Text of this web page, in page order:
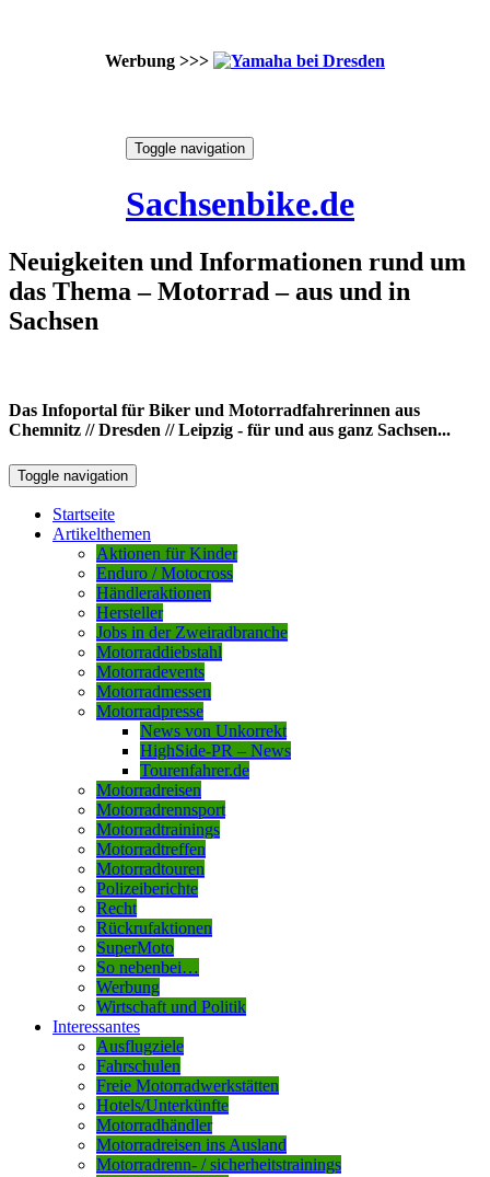
Werbung >>>
Toggle navigation
Sachsenbike.de
Neuigkeiten und Informationen rund um
das Thema – Motorrad – aus und in
Sachsen
Das Infoportal für Biker und Motorradfahrerinnen aus
Chemnitz // Dresden // Leipzig - für und aus ganz Sachsen...
Toggle navigation
Startseite
Artikelthemen
Aktionen für Kinder
Enduro / Motocross
Händleraktionen
Hersteller
Jobs in der Zweiradbranche
Motorraddiebstahl
Motorradevents
Motorradmessen
Motorradpresse
News von Unkorrekt
HighSide-PR – News
Tourenfahrer.de
Motorradreisen
Motorradrennsport
Motorradtrainings
Motorradtreffen
Motorradtouren
Polizeiberichte
Recht
Rückrufaktionen
SuperMoto
So nebenbei…
Werbung
Wirtschaft und Politik
Interessantes
Ausflugziele
Fahrschulen
Freie Motorradwerkstätten
Hotels/Unterkünfte
Motorradhändler
Motorradreisen ins Ausland
Motorradrenn- / sicherheitstrainings